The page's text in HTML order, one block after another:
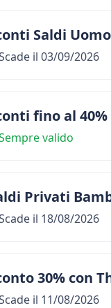
Saldi Uomo
il 03/09/2026
fino al 40%
valido
Privati
il 18/08/2026
30% con
il 11/08/2026